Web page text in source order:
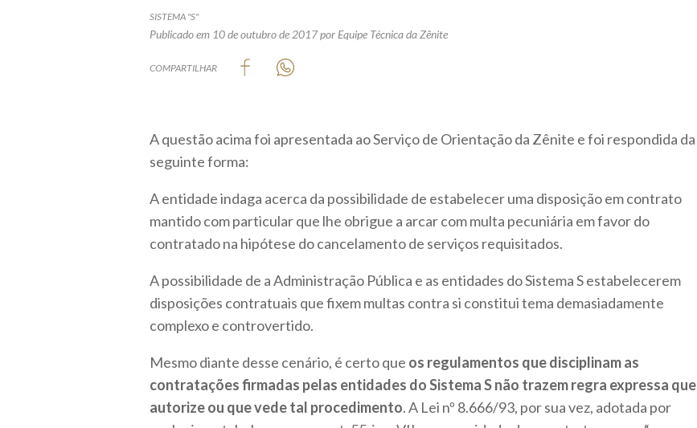
SISTEMA "S"
Publicado em 10 de outubro de 2017por Equipe Técnica da Zênite
COMPARTILHAR
A questão acima foi apresentada ao Serviço de Orientação da Zênite e foi respondida da
seguinte forma:
A entidade indaga acerca da possibilidade de estabelecer uma disposição em contrato
mantido com particular que lhe obrigue a arcar com multa pecuniária em favor do
contratado na hipótese do cancelamento de serviços requisitados.
A possibilidade de a Administração Pública e as entidades do Sistema S estabelecerem
disposições contratuais que fixem multas contra si constitui tema demasiadamente
complexo e controvertido.
Mesmo diante desse cenário, é certo que os regulamentos que disciplinam as
contratações firmadas pelas entidades do Sistema S não trazem regra expressa que
autorize ou que vede tal procedimento. A Lei nº 8.666/93, por sua vez, adotada por